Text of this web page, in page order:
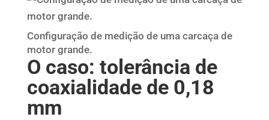
Configuração de medição de uma carcaça de
motor grande.
O caso: tolerância de
coaxialidade de 0,18
mm